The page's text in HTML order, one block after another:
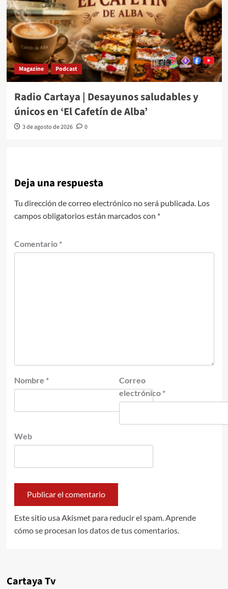
Magazine Podcast
Radio Cartaya | Desayunos saludables y
únicos en ‘El Cafetín de Alba’
3 de agosto de 2026 0
Deja una respuesta
Tu dirección de correo electrónico no será publicada. Los
campos obligatorios están marcados con *
Comentario *
Nombre *
Correo
electrónico *
Web
Este sitio usa Akismet para reducir el spam. Aprende
cómo se procesan los datos de tus comentarios.
Cartaya Tv